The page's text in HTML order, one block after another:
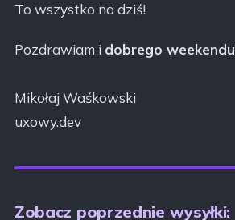
To wszystko na dziś!
Pozdrawiam i dobrego weekendu
Mikołaj Waśkowski
uxowy.dev
Zobacz poprzednie wysyłki: